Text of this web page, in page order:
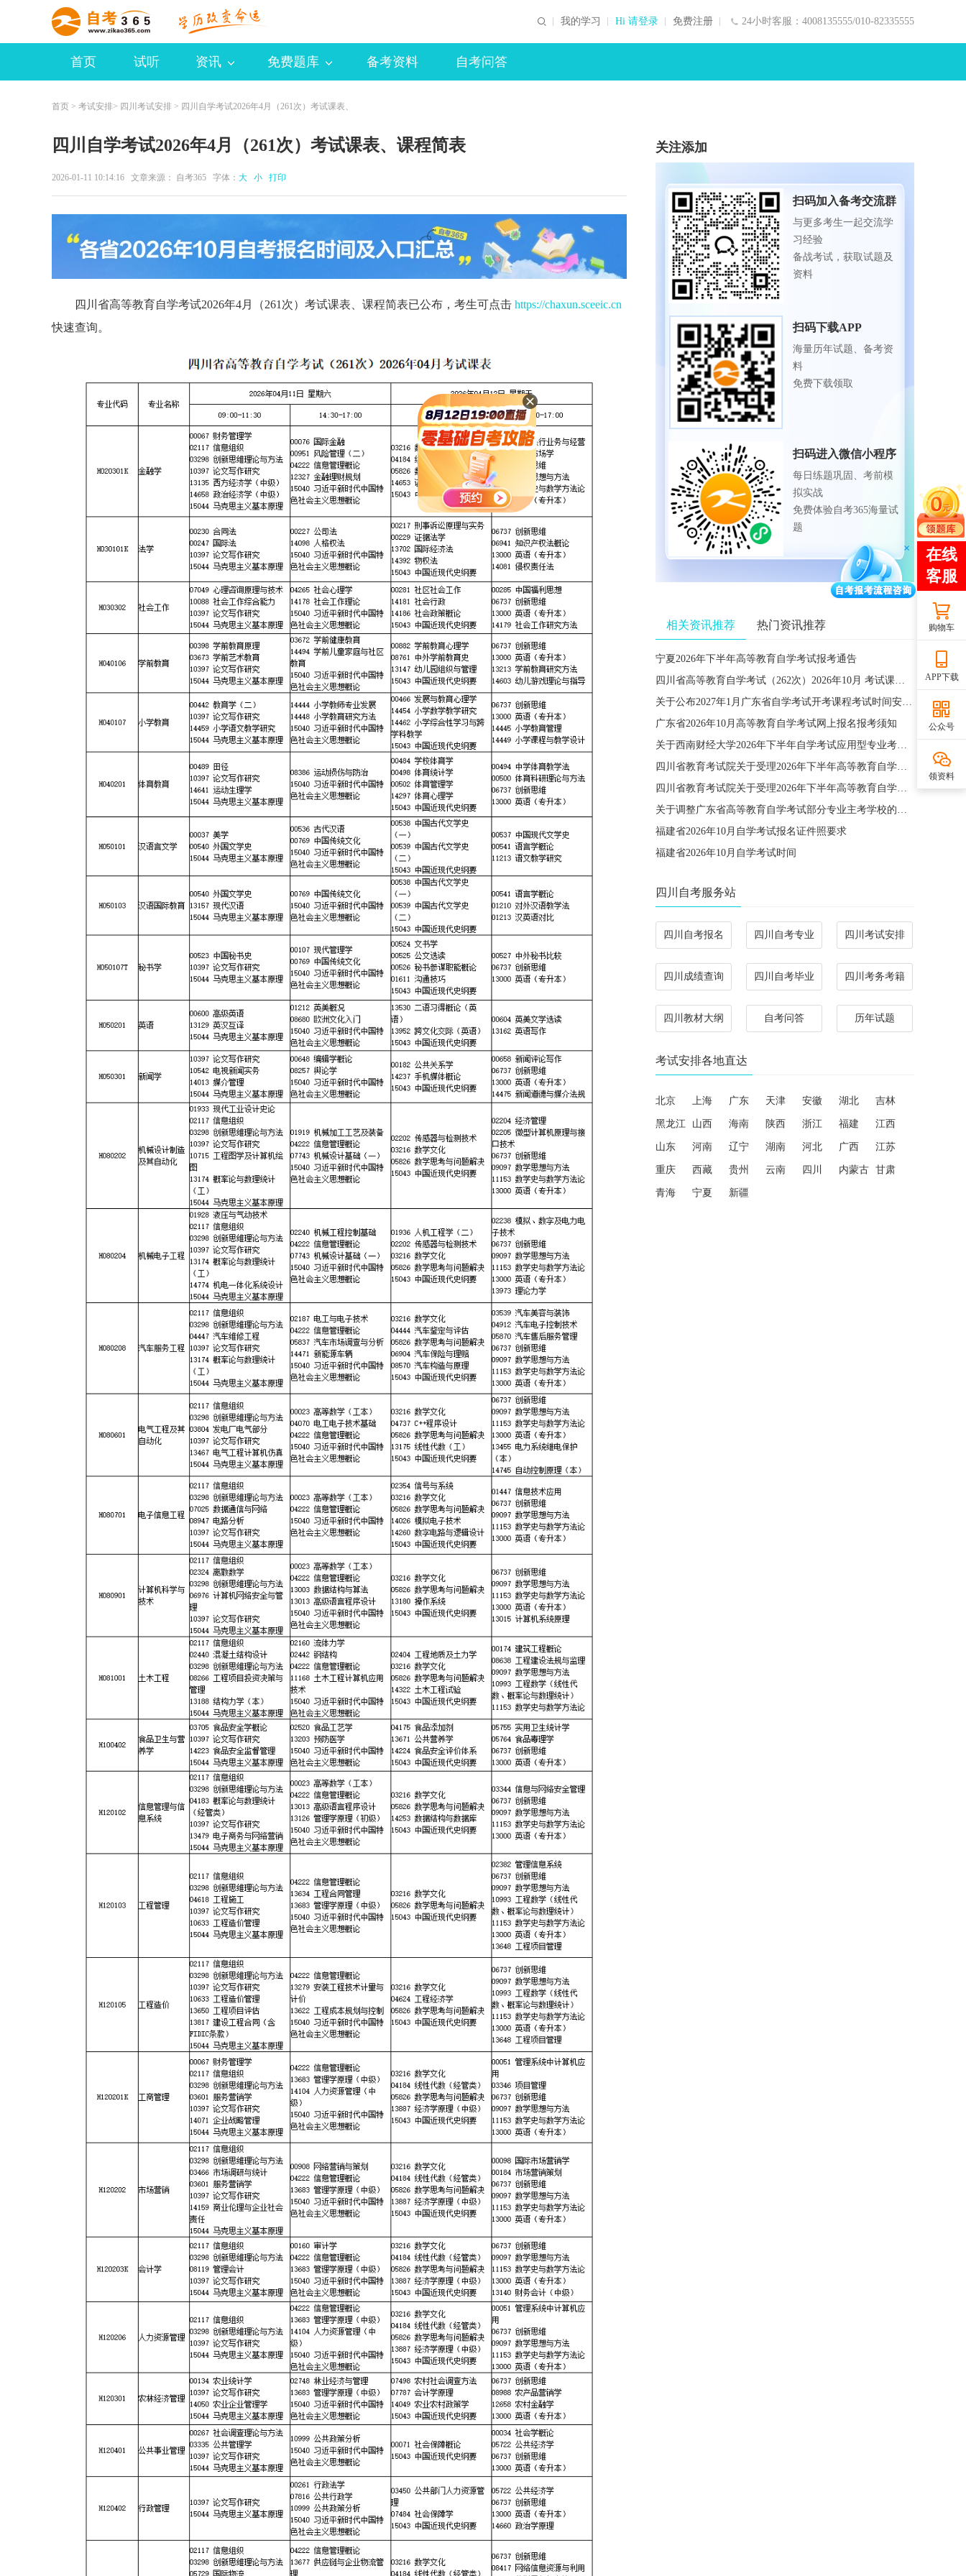
24小时客服：4008135555/010-82335555
我的学习 Hi 请登录 免费注册
首页 试听 资讯 免费题库 备考资料 自考问答
首页 > 考试安排> 四川考试安排 > 四川自学考试2026年4月（261次）考试课表、
四川自学考试2026年4月（261次）考试课表、课程简表
2026-01-11 10:14:16 文章来源： 自考365 字体： 大 小 打印
四川省高等教育自学考试2026年4月（261次）考试课表、课程简表已公布，考生可点击 https://chaxun.sceeic.cn
快速查询。
关注添加
扫码加入备考交流群
与更多考生一起交流学
习经验
备战考试，获取试题及
资料
扫码下载APP
海量历年试题、备考资
料
免费下载领取
扫码进入微信小程序
每日练题巩固、考前模
拟实战
免费体验自考365海量试
题
相关资讯推荐 热门资讯推荐
宁夏2026年下半年高等教育自学考试报考通告
四川省高等教育自学考试（262次）2026年10月 考试课程简表
关于公布2027年1月广东省自学考试开考课程考试时间安排和使用教材的通知
广东省2026年10月高等教育自学考试网上报名报考须知
关于西南财经大学2026年下半年自学考试应用型专业考籍更改办理的通知
四川省教育考试院关于受理2026年下半年高等教育自学考试省际转考申请的通告
四川省教育考试院关于受理2026年下半年高等教育自学考试考籍更改申请的通告
关于调整广东省高等教育自学考试部分专业主考学校的通知
福建省2026年10月自学考试报名证件照要求
福建省2026年10月自学考试时间
四川自考服务站
四川自考报名 四川自考专业 四川考试安排
四川成绩查询 四川自考毕业 四川考务考籍
四川教材大纲 自考问答 历年试题
考试安排各地直达
北京 上海 广东 天津 安徽 湖北 吉林
黑龙江 山西 海南 陕西 浙江 福建 江西
山东 河南 辽宁 湖南 河北 广西 江苏
重庆 西藏 贵州 云南 四川 内蒙古 甘肃
青海 宁夏 新疆
购物车
APP下载
公众号
领资料